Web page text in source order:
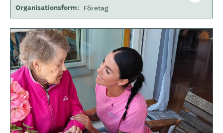
Organisationsform Företag
B
i
l
d
e
r